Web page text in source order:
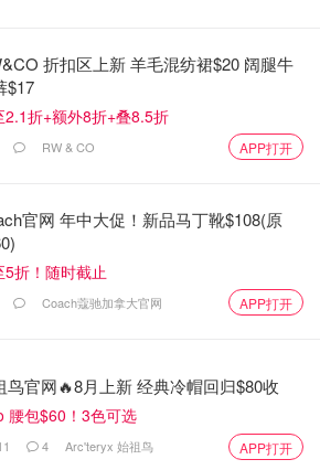
以有无数种选择。
- 200元，定制百叶窗每扇70 - 600
格为每扇窗 20-200元，定制窗帘价
或更高，具体取决于尺寸和面料。
折扣区上新 羊毛混纺裙$20 阔腿牛
$17
2.1折+额外8折+叠8.5折
RW & CO APP打开
官网 年中大促！新品马丁靴$108(原
5折！随时截止
Coach蔻驰加拿大官网 APP打开
鸟官网🔥8月上新 经典冷帽回归$80收
腰包$60！3色可选
4 Arc'teryx 始祖鸟 APP打开